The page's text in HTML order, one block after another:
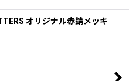
オリジナル赤錆メッキ